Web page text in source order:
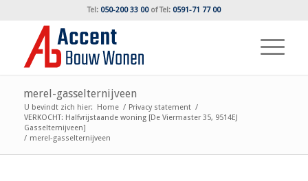
Tel: 050-200 33 00ofTel: 0591-71 77 00
merel-gasselternijveen
U bevindt zich hier: Home / Privacy statement /
VERKOCHT: Halfvrijstaande woning [De Viermaster 35, 9514EJ
Gasselternijveen]
/ merel-gasselternijveen